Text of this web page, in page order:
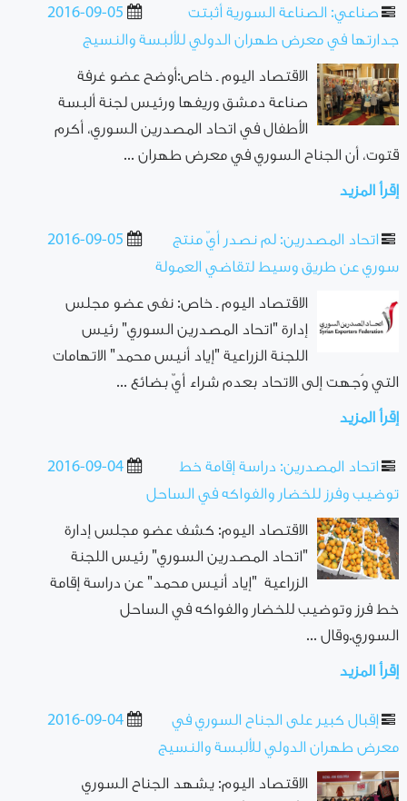
2016-09-05
صناعي: الصناعة السورية أثبتت
جدارتها في معرض طهران الدولي للألبسة والنسيج
الاقتصاد اليوم ـ خاص:أوضح عضو غرفة
صناعة دمشق وريفها ورئيس لجنة ألبسة
الأطفال في اتحاد المصدرين السوري، أكرم
قتوت، أن الجناح السوري في معرض طهران ...
إقرأ المزيد
2016-09-05
اتحاد المصدرين: لم نصدر أيّ منتج
سوري عن طريق وسيط لتقاضي العمولة
الاقتصاد اليوم ـ خاص: نفى عضو مجلس
إدارة "اتحاد المصدرين السوري" رئيس
اللجنة الزراعية "إياد أنيس محمد" الاتهامات
التي وُجهت إلى الاتحاد بعدم شراء أيّ بضائع ...
إقرأ المزيد
2016-09-04
اتحاد المصدرين: دراسة إقامة خط
توضيب وفرز للخضار والفواكه في الساحل
الاقتصاد اليوم: كشف عضو مجلس إدارة
"اتحاد المصدرين السوري" رئيس اللجنة
الزراعية "إياد أنيس محمد" عن دراسة إقامة
خط فرز وتوضيب للخضار والفواكه في الساحل
السوري.وقال ...
إقرأ المزيد
2016-09-04
إقبال كبير على الجناح السوري في
معرض طهران الدولي للألبسة والنسيج
الاقتصاد اليوم: يشهد الجناح السوري